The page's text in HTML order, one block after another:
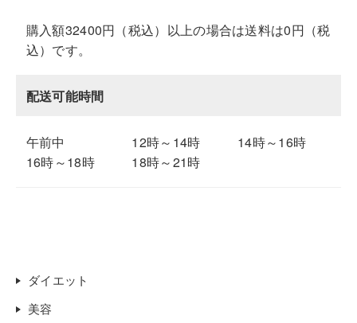
購入額32400円（税込）以上の場合は送料は0円（税
込）です。
配送可能時間
午前中 12時～14時
14時～16時
16時～18時
18時～21時
ダイエット
美容